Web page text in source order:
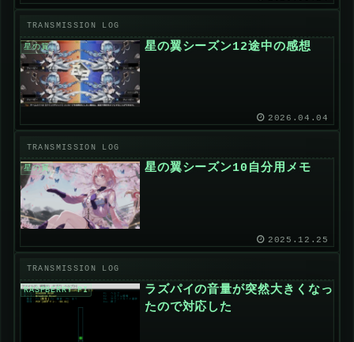
星の翼 星の翼シーズン12途中の感想
2026.04.04
星の翼 星の翼シーズン10自分用メモ
2025.12.25
RASPBERRY PI
ラズパイの音量が突然大きくなっ
たので対応した